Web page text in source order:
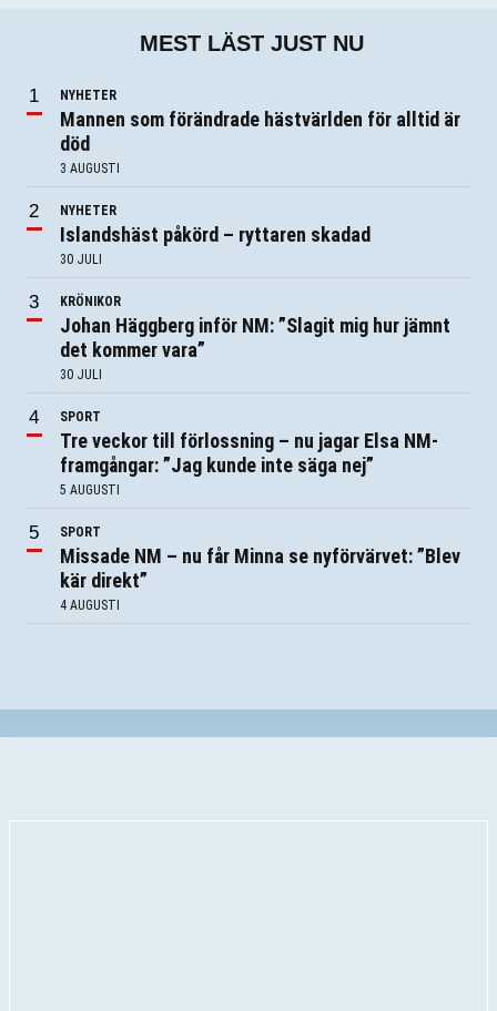
MEST LÄST JUST NU
NYHETER
Mannen som förändrade hästvärlden för alltid är
död
3 AUGUSTI
NYHETER
Islandshäst påkörd – ryttaren skadad
30 JULI
KRÖNIKOR
Johan Häggberg inför NM: ”Slagit mig hur jämnt
det kommer vara”
30 JULI
SPORT
Tre veckor till förlossning – nu jagar Elsa NM-
framgångar: ”Jag kunde inte säga nej”
5 AUGUSTI
SPORT
Missade NM – nu får Minna se nyförvärvet: ”Blev
kär direkt”
4 AUGUSTI